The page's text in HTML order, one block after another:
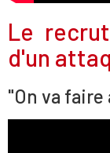
Le
d'un
"On va